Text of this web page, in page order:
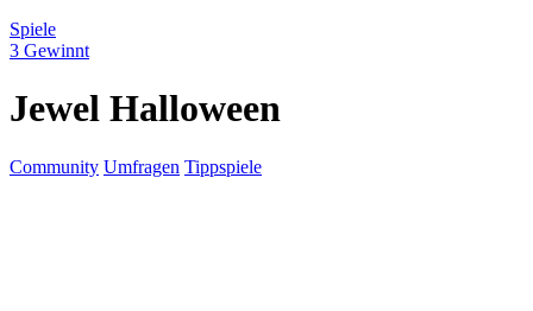
Spiele
3 Gewinnt
Jewel Halloween
Community Umfragen Tippspiele